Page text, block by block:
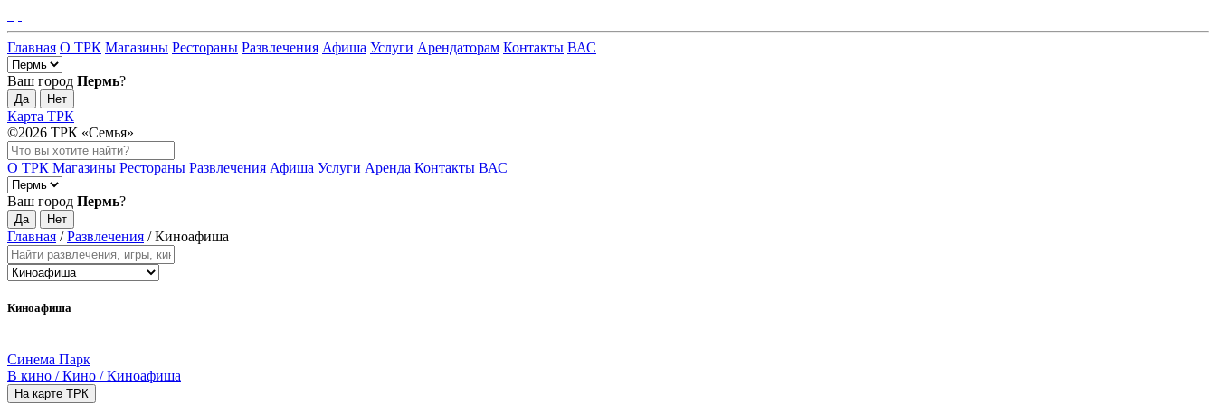
Главная О ТРК Магазины Рестораны Развлечения Афиша Услуги Арендаторам Контакты ВАС
Ваш город Пермь?
Да Нет
Карта ТРК
©2026 ТРК «Семья»
О ТРК Магазины Рестораны Развлечения Афиша Услуги Аренда Контакты ВАС
Ваш город Пермь?
Да Нет
Главная /Развлечения /Киноафиша
Киноафиша
Синема Парк
В кино / Кино / Киноафиша
На карте ТРК